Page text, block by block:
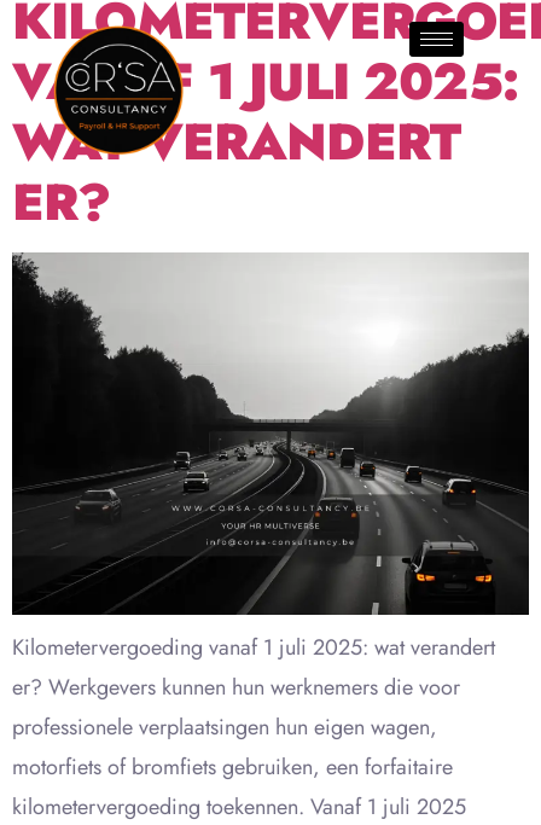
VANAF 1 JULI 2025:
WAT VERANDERT
ER?
Kilometervergoeding vanaf 1 juli 2025: wat verandert
er? Werkgevers kunnen hun werknemers die voor
professionele verplaatsingen hun eigen wagen,
motorfiets of bromfiets gebruiken, een forfaitaire
kilometervergoeding toekennen. Vanaf 1 juli 2025